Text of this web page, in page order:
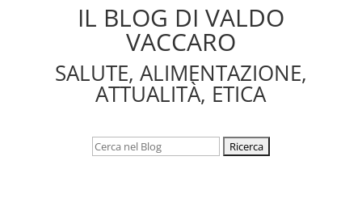
IL BLOG DI VALDO
VACCARO
SALUTE, ALIMENTAZIONE,
ATTUALITÀ, ETICA
Cerca: